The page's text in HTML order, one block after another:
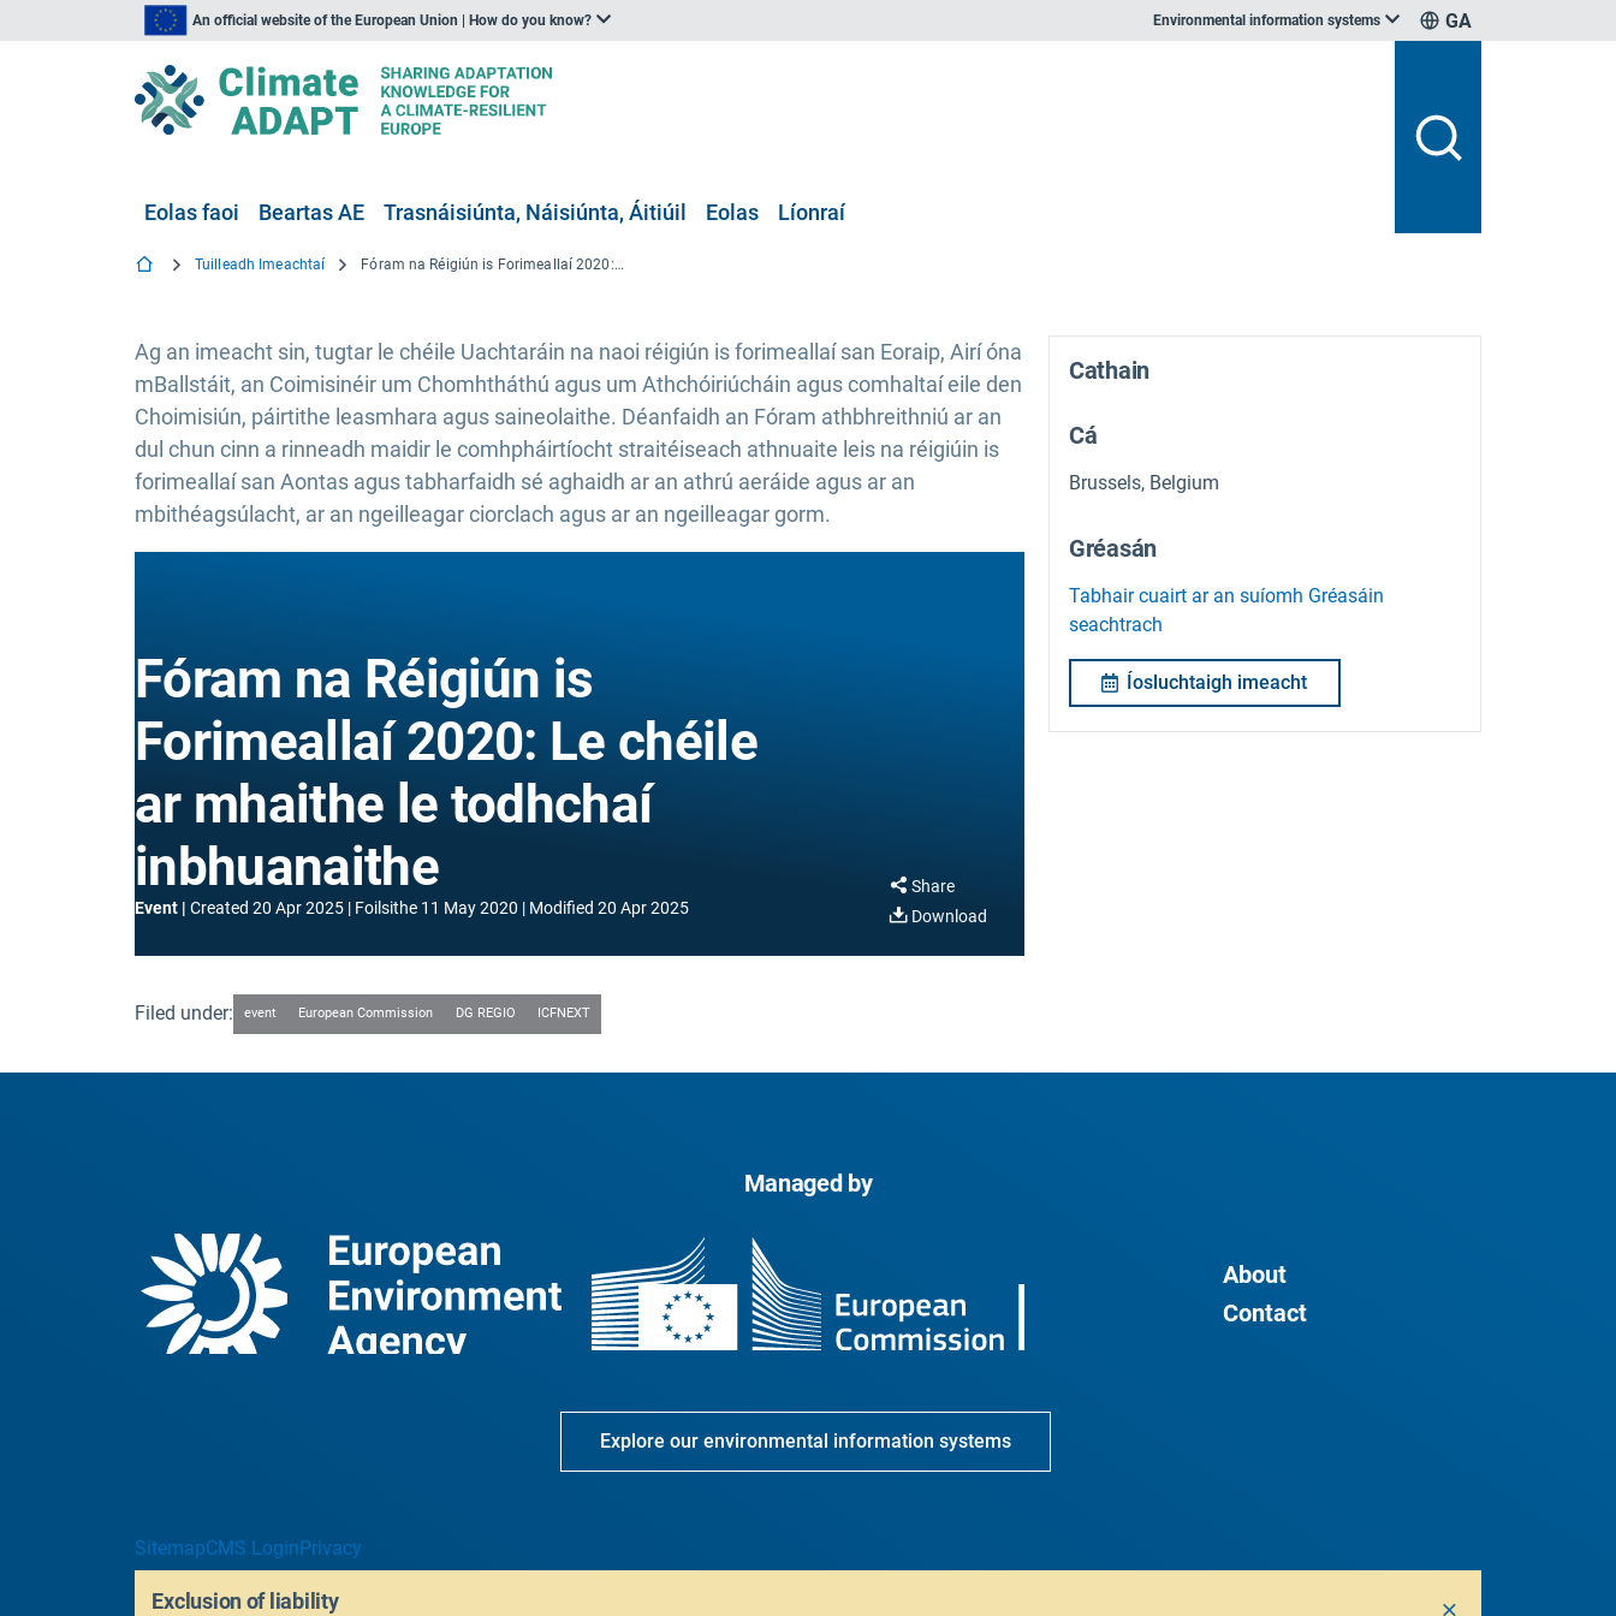
An official website of the European Union | How do you know? Environmental information systems GA
Eolas faoi Beartas AE Trasnáisiúnta, Náisiúnta, Áitiúil Eolas Líonraí
Tuilleadh Imeachtaí Fóram na Réigiún is Forimeallaí 2020: Le chéile ar mhaithe le todhchaí inbhuanaithe
Ag an imeacht sin, tugtar le chéile Uachtaráin na naoi réigiún is forimeallaí san Eoraip, Airí óna
mBallstáit, an Coimisinéir um Chomhtháthú agus um Athchóiriúcháin agus comhaltaí eile den
Choimisiún, páirtithe leasmhara agus saineolaithe. Déanfaidh an Fóram athbhreithniú ar an
dul chun cinn a rinneadh maidir le comhpháirtíocht straitéiseach athnuaite leis na réigiúin is
forimeallaí san Aontas agus tabharfaidh sé aghaidh ar an athrú aeráide agus ar an
mbithéagsúlacht, ar an ngeilleagar ciorclach agus ar an ngeilleagar gorm.
Fóram na Réigiún is
Forimeallaí 2020: Le chéile
ar mhaithe le todhchaí
inbhuanaithe
Event Created 20 Apr 2025 Foilsithe 11 May 2020 Modified 20 Apr 2025
Share
Download
Filed under: event European Commission DG REGIO ICFNEXT
Cathain
Cá
Brussels, Belgium
Gréasán
Tabhair cuairt ar an suíomh Gréasáin
seachtrach
Íosluchtaigh imeacht
Managed by
About
Contact
Explore our environmental information systems
SitemapCMS LoginPrivacy
Exclusion of liability